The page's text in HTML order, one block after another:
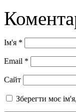
Ім'я *
Email *
Сайт
Зберегти моє